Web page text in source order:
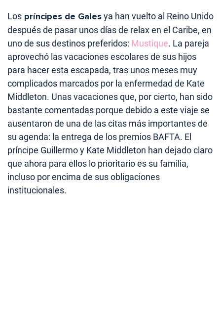
Los príncipes de Galesya han vuelto al Reino Unido
después de pasar unos días de relax en el Caribe, en
uno de sus destinos preferidos: Mustique. La pareja
aprovechó las vacaciones escolares de sus hijos
para hacer esta escapada, tras unos meses muy
complicados marcados por la enfermedad de Kate
Middleton. Unas vacaciones que, por cierto, han sido
bastante comentadas porque debido a este viaje se
ausentaron de una de las citas más importantes de
su agenda: la entrega de los premios BAFTA. El
príncipe Guillermo y Kate Middleton han dejado claro
que ahora para ellos lo prioritario es su familia,
incluso por encima de sus obligaciones
institucionales.